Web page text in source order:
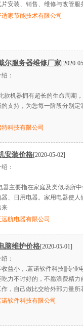
安装、销售、维修与改管服
家节能技术有限公司
尔服务器维修厂家[2020-
：
款机器拥有超长的生命周期
的支持，为您每一阶段分别
科技有限公司
安装价格[2020-05-02]
：
器主要指在家庭及类似场所
器、日用电器。家用电器使
来
远航电器有限公司
脑维护价格[2020-05-01]
：
益小，.蓝诺软件科技|||专业
吃力不讨好的，不愿浪费精力
作，自己做比交给外部力量所
软件科技有限公司